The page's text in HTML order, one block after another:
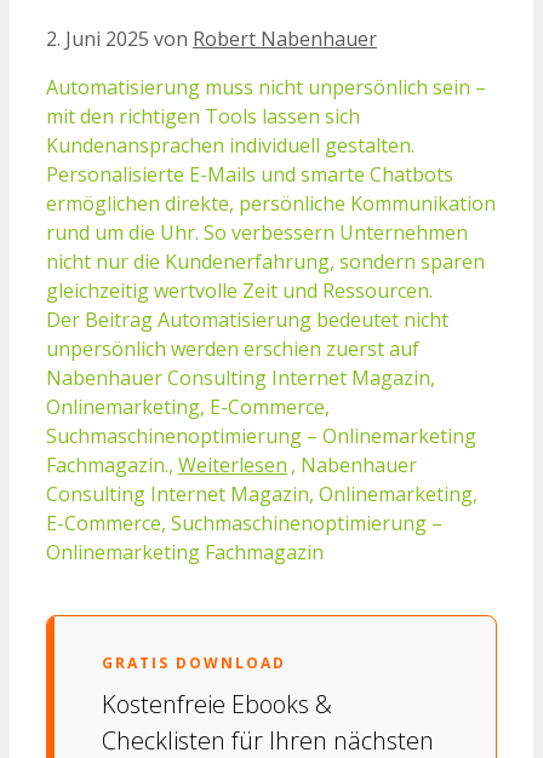
2. Juni 2025 von Robert Nabenhauer
Automatisierung muss nicht unpersönlich sein –
mit den richtigen Tools lassen sich
Kundenansprachen individuell gestalten.
Personalisierte E-Mails und smarte Chatbots
ermöglichen direkte, persönliche Kommunikation
rund um die Uhr. So verbessern Unternehmen
nicht nur die Kundenerfahrung, sondern sparen
gleichzeitig wertvolle Zeit und Ressourcen.
Der Beitrag Automatisierung bedeutet nicht
unpersönlich werden erschien zuerst auf
Nabenhauer Consulting Internet Magazin,
Onlinemarketing, E-Commerce,
Suchmaschinenoptimierung – Onlinemarketing
Fachmagazin., Weiterlesen , Nabenhauer
Consulting Internet Magazin, Onlinemarketing,
E-Commerce, Suchmaschinenoptimierung –
Onlinemarketing Fachmagazin
GRATIS DOWNLOAD
Kostenfreie Ebooks &
Checklisten für Ihren nächsten